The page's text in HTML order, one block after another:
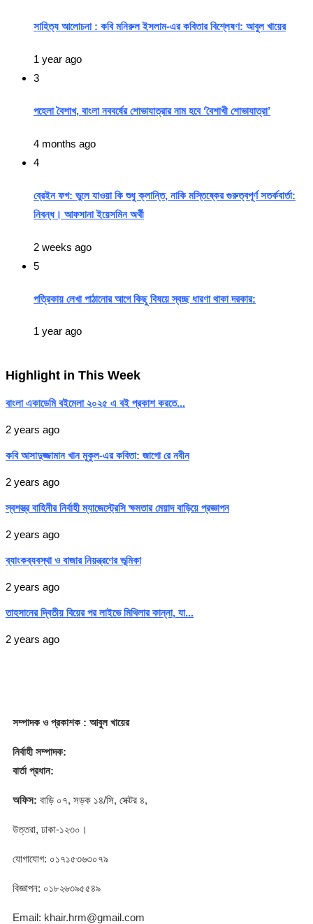
সাহিত্য আলোচনা : কবি মনিরুল ইসলাম-এর কবিতার বিশ্লেষণ: আবুল খায়ের
1 year ago
3
পহেলা বৈশাখ, বাংলা নববর্ষের শোভাযাত্রার নাম হবে ‘বৈশাখী শোভাযাত্রা’
4 months ago
4
ব্রেইন ফগ: ভুলে যাওয়া কি শুধু ক্লান্তি, নাকি মস্তিষ্কের গুরুত্বপূর্ণ সতর্কবার্তা:
নিবন্ধ। আফসানা ইয়েসমিন অর্থী
2 weeks ago
5
পত্রিকায় লেখা পাঠানোর আগে কিছু বিষয়ে স্বচ্ছ ধারণা থাকা দরকার:
1 year ago
Highlight in This Week
বাংলা একাডেমি বইমেলা ২০২৫ এ বই প্রকাশ করতে...
2 years ago
কবি আসাদুজ্জামান খান মুকুল-এর কবিতা: জাগো রে নবীন
2 years ago
স্বশস্ত্র বাহিনীর নির্বাহী ম্যাজেস্ট্রেসি ক্ষমতার মেয়াদ বাড়িয়ে প্রজ্ঞাপন
2 years ago
ব্যাংকব্যবস্থা ও বাজার নিয়ন্ত্রণের ভূমিকা
2 years ago
তাহসানের দ্বিতীয় বিয়ের পর লাইভে মিথিলার কান্না, যা...
2 years ago
সম্পাদকও প্রকাশক : আবুল খায়ের
নির্বাহী সম্পাদক:
বার্তা প্রধান:
অফিস: বাড়ি ০৭, সড়ক ১৪/সি, সেক্টর ৪,
উত্তরা, ঢাকা-১২৩০।
যোগাযোগ: ০১৭১৫৩৬৩০৭৯
বিজ্ঞাপন: ০১৮২৬৩৯৫৫৪৯
Email: khair.hrm@gmail.com